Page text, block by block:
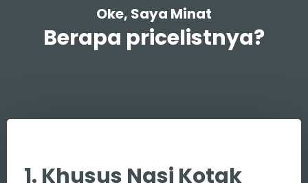
Oke, Saya Minat